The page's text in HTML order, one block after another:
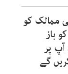
ممالک کو
باز
آپ پر
گے